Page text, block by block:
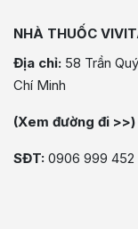
NHÀ THUỐC
Địa chỉ: 58 Trần
Chí Minh
(Xem đường đi >>)
SĐT: 0906 999 452